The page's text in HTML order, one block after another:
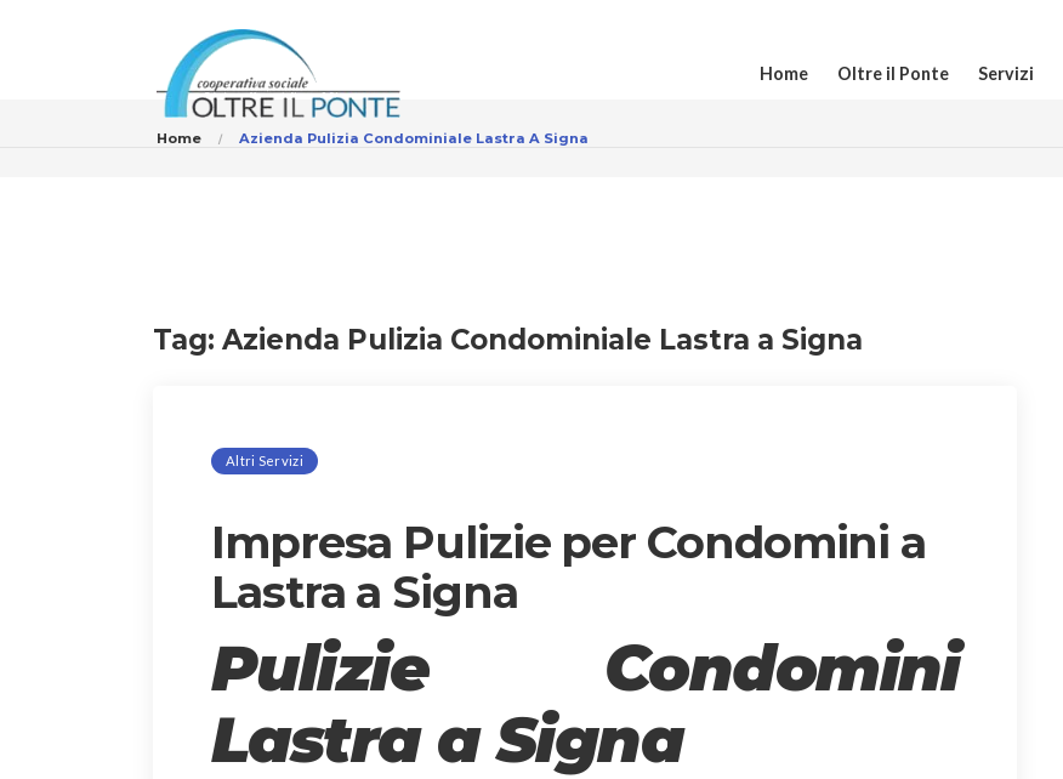
Home Oltre il Ponte Servizi
Home Azienda Pulizia Condominiale Lastra A Signa
Tag: Azienda Pulizia Condominiale Lastra a Signa
Altri Servizi
Impresa Pulizie per Condomini a
Lastra a Signa
Pulizie Condomini
Lastra a Signa